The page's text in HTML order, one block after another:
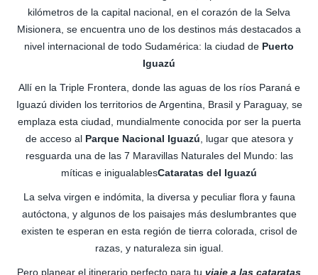
kilómetros de la capital nacional, en el corazón de la Selva
Misionera, se encuentra uno de los destinos más destacados a
nivel internacional de todo Sudamérica: la ciudad de Puerto
Iguazú
Allí en la Triple Frontera, donde las aguas de los ríos Paraná e
Iguazú dividen los territorios de Argentina, Brasil y Paraguay, se
emplaza esta ciudad, mundialmente conocida por ser la puerta
de acceso al Parque Nacional Iguazú , lugar que atesora y
resguarda una de las 7 Maravillas Naturales del Mundo: las
míticas e inigualablesCataratas del Iguazú
La selva virgen e indómita, la diversa y peculiar flora y fauna
autóctona, y algunos de los paisajes más deslumbrantes que
existen te esperan en esta región de tierra colorada, crisol de
razas, y naturaleza sin igual.
Pero planear el itinerario perfecto para tu viaje a las cataratas